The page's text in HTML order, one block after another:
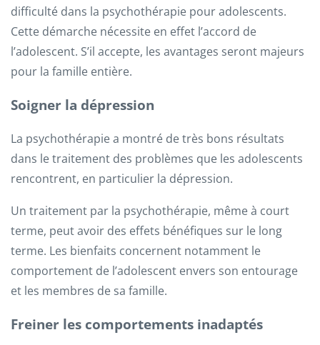
difficulté dans la psychothérapie pour adolescents.
Cette démarche nécessite en effet l’accord de
l’adolescent. S’il accepte, les avantages seront majeurs
pour la famille entière.
Soigner la dépression
La psychothérapie a montré de très bons résultats
dans le traitement des problèmes que les adolescents
rencontrent, en particulier la dépression.
Un traitement par la psychothérapie, même à court
terme, peut avoir des effets bénéfiques sur le long
terme. Les bienfaits concernent notamment le
comportement de l’adolescent envers son entourage
et les membres de sa famille.
Freiner les comportements inadaptés